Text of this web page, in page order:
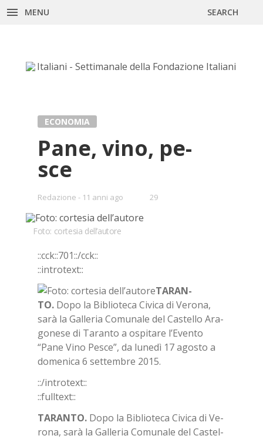
MENU SEARCH
ECONOMIA
Pane, vino, pe­
sce
Redazione 11 anni ago
•
29
Foto: cortesia dell’autore
::cck::701::/​cck::
::in­tro­text::
TA­RAN­
TO. Dopo la Bi­blio­te­ca Ci­vi­ca di Ve­ro­na,
sarà la Gal­le­ria Co­mu­na­le del Ca­stel­lo Ara­
go­ne­se di Ta­ran­to a ospi­ta­re l’E­ven­to
“Pane Vino Pe­sce”, da lu­ne­dì 17 ago­sto a
do­me­ni­ca 6 set­tem­bre 2015.
::/in­tro­text::
::full­text::
TA­RAN­TO. Dopo la Bi­blio­te­ca Ci­vi­ca di Ve­
ro­na, sarà la Gal­le­ria Co­mu­na­le del Ca­stel­